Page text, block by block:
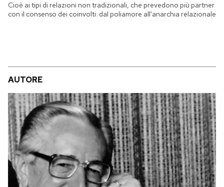
Cioè ai tipi di relazioni non tradizionali, che prevedono più partner
con il consenso dei coinvolti: dal poliamore all'anarchia relazionale
AUTORE